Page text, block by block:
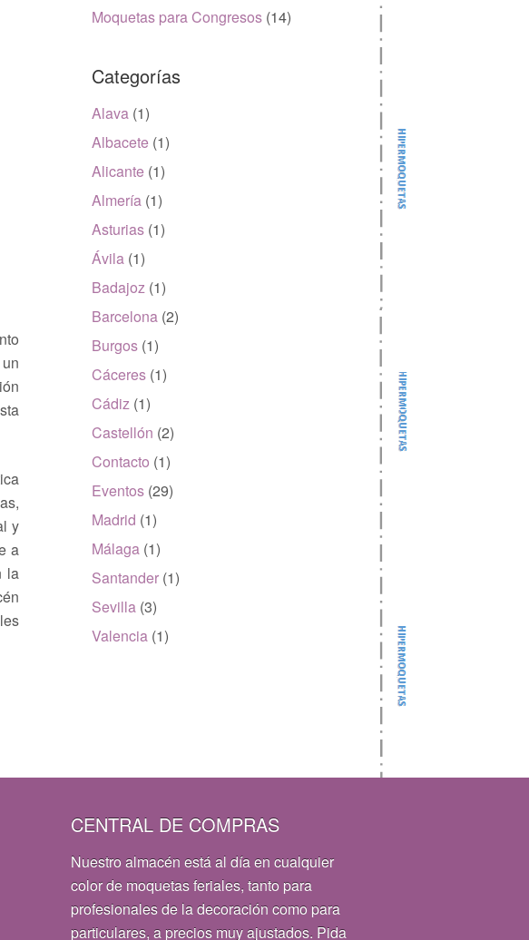
y
a
la
Moquetas para Congresos (14)
Categorías
Alava (1)
Albacete (1)
Alicante (1)
Almería (1)
Asturias (1)
Ávila (1)
Badajoz (1)
Barcelona (2)
Burgos (1)
Cáceres (1)
Cádiz (1)
Castellón (2)
Contacto (1)
Eventos (29)
Madrid (1)
Málaga (1)
Santander (1)
Sevilla (3)
Valencia (1)
CENTRAL DE COMPRAS
Nuestro almacén está al día en cualquier
color de moquetas feriales, tanto para
profesionales de la decoración como para
particulares, a precios muy ajustados. Pida